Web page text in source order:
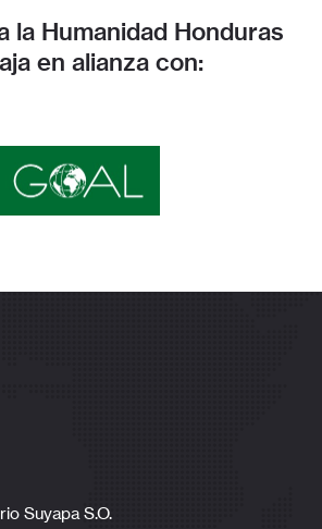
la Humanidad Honduras
en alianza con:
Suyapa S.O.